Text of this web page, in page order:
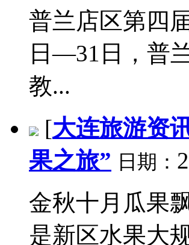
普兰店区第四
日—31日，普
教...
[大连旅游资
果之旅” 日期：
金秋十月瓜果
是新区水果大